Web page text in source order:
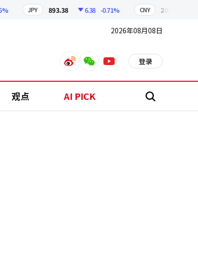
JPY 893.38 6.38 -0.71% CNY 209.17
2026年08月08日
weiboweixinyoutube 登录
观点 AI PICK 搜